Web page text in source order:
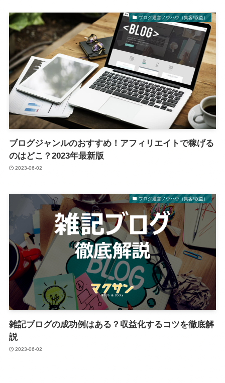
ブログ運営ノウハウ（集客/収益）
ブログジャンルのおすすめ！アフィリエイトで稼げる
のはどこ？2023年最新版
2023-06-02
ブログ運営ノウハウ（集客/収益）
雑記ブログの成功例はある？収益化するコツを徹底解
説
2023-06-02